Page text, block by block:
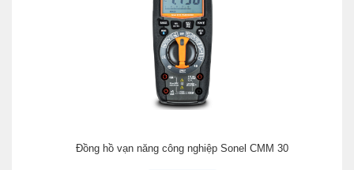
Đồng hồ vạn năng công nghiệp Sonel CMM 30